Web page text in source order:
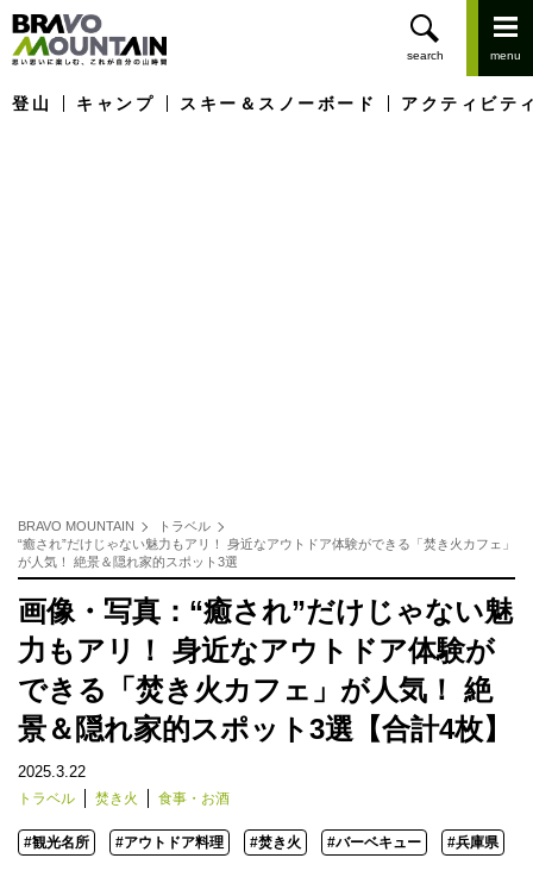
登山 キャンプ スキー＆スノーボード アクティビテ
BRAVO MOUNTAIN
トラベル
“癒され”だけじゃない魅力もアリ！ 身近なアウトドア体験ができる「焚き火カフェ」
が人気！ 絶景＆隠れ家的スポット3選
画像・写真：“癒され”だけじゃない魅
力もアリ！ 身近なアウトドア体験が
できる「焚き火カフェ」が人気！ 絶
景＆隠れ家的スポット3選【合計4枚】
2025.3.22
トラベル 焚き火 食事・お酒
#観光名所 #アウトドア料理 #焚き火 #バーベキュー #兵庫県